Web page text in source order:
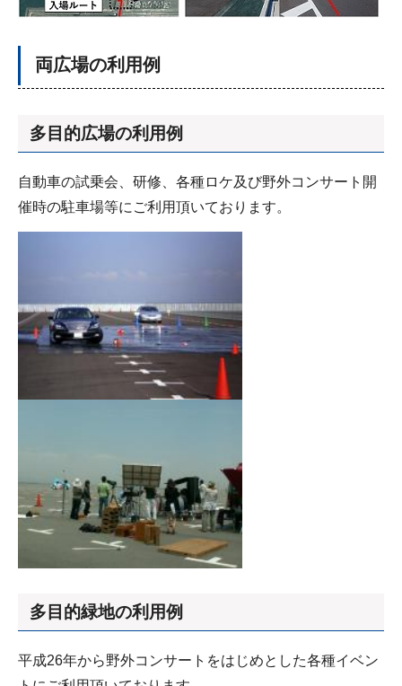
両広場の利用例
多目的広場の利用例
自動車の試乗会、研修、各種ロケ及び野外コンサート開
催時の駐車場等にご利用頂いております。
多目的緑地の利用例
平成26年から野外コンサートをはじめとした各種イベン